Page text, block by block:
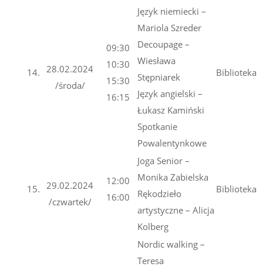
14.
28.02.2024
/środa/
09:30
10:30
15:30
16:15
Język niemiecki –
Mariola Szreder
Decoupage –
Wiesława
Stępniarek
Język angielski –
Łukasz Kamiński
Spotkanie
Powalentynkowe
Biblioteka
15.
29.02.2024
/czwartek/
12:00
16:00
Joga Senior –
Monika Zabielska
Rękodzieło
artystyczne – Alicja
Kolberg
Biblioteka
Nordic walking –
Teresa